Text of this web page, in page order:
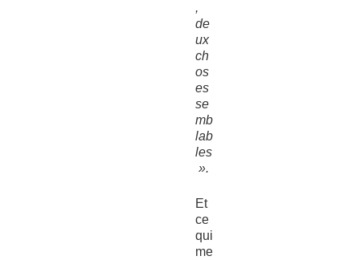
,
de
ux
ch
os
es
se
mb
lab
les
».
Et
ce
qui
me